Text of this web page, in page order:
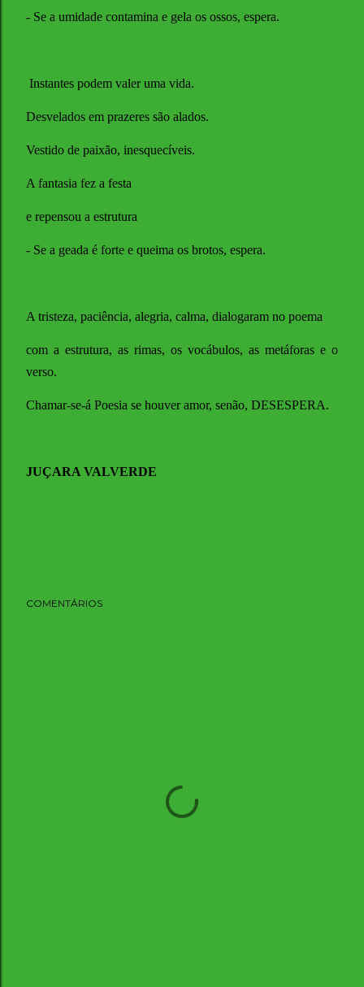
- Se a umidade contamina e gela os ossos, espera.
Instantes podem valer uma vida.
Desvelados em prazeres são alados.
Vestido de paixão, inesquecíveis.
A fantasia fez a festa
e repensou a estrutura
- Se a geada é forte e queima os brotos, espera.
A tristeza, paciência, alegria, calma, dialogaram no poema
com a estrutura, as rimas, os vocábulos, as metáforas e o
verso.
Chamar-se-á Poesia se houver amor, senão, DESESPERA.
JUÇARA VALVERDE
COMENTÁRIOS